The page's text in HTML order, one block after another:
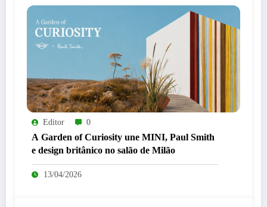
Editor 0
A Garden of Curiosity une MINI, Paul Smith
e design britânico no salão de Milão
13/04/2026